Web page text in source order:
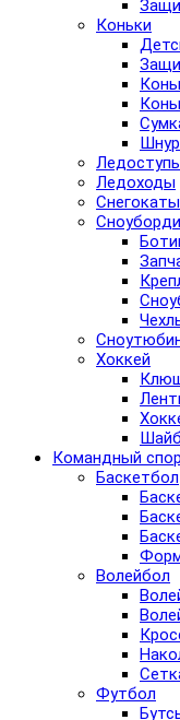
Коньки
Ледоходы
Хоккей
Командный
Баскетбол
Волейбол
Футбол